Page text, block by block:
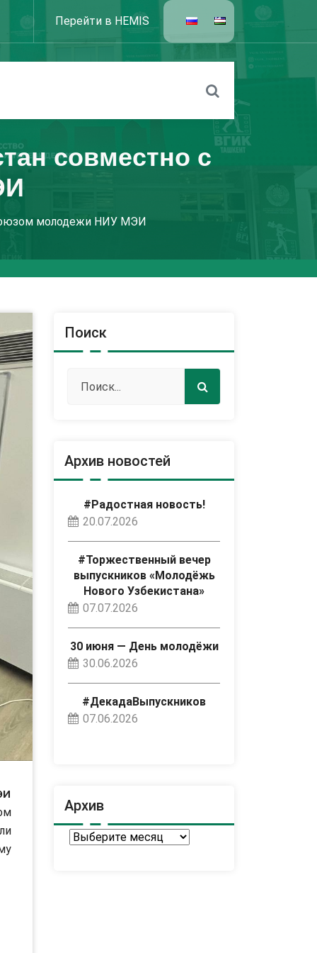
Перейти в HEMIS
совместно с
молодежи НИУ МЭИ
Поиск
Архив новостей
#Радостная новость!
20.07.2026
#Торжественный вечер
выпускников «Молодёжь
Нового Узбекистана»
07.07.2026
30 июня — День молодёжи
30.06.2026
#ДекадаВыпускников
07.06.2026
Архив
Архив